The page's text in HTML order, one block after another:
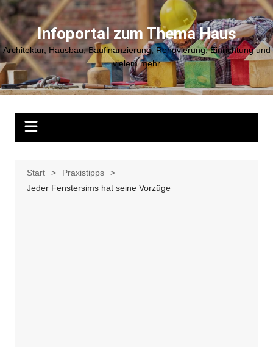
Zum
Inhalt
springenInfoportal zum Thema Haus
Architektur, Hausbau, Baufinanzierung, Renovierung, Einrichtung und
vielem mehr
Start
Praxistipps
Jeder Fenstersims hat seine Vorzüge